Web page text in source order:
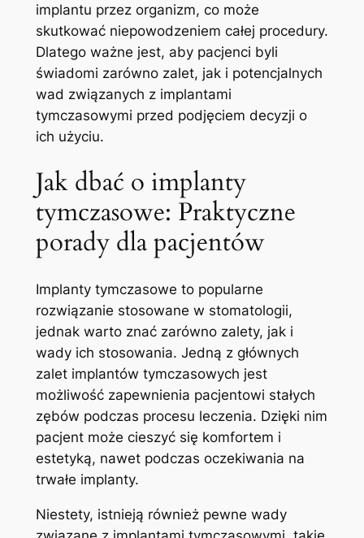
⁤implantu przez organizm, co może
skutkować‌ niepowodzeniem ​całej procedury.
Dlatego ważne jest, aby pacjenci ‍byli
świadomi zarówno zalet, jak i potencjalnych
wad związanych ⁤z implantami
tymczasowymi przed podjęciem decyzji‍ o
ich użyciu.
Jak⁣ dbać ⁢o implanty
tymczasowe:​ Praktyczne
⁤porady dla pacjentów
Implanty tymczasowe to popularne
rozwiązanie stosowane w stomatologii,‍
jednak warto znać⁣ zarówno zalety, jak ⁢i
wady⁣ ich ​stosowania. Jedną z ⁢głównych
zalet ⁣implantów‌ tymczasowych jest
możliwość zapewnienia pacjentowi stałych
zębów podczas procesu leczenia. Dzięki nim
pacjent ⁤może cieszyć się komfortem i
estetyką, nawet podczas oczekiwania na
trwałe implanty.
Niestety, istnieją również pewne wady